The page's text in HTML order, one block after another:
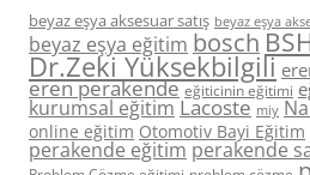
beyaz eşya aksesuar satış beyaz eşya
beyaz eşya eğitim bosch
Dr.Zeki Yüksekbilgili
eren perakende eğiticinin eğitimi
kurumsal eğitim Lacoste miy
online eğitim Otomotiv Bayi Eğitim
perakende eğitimperakende